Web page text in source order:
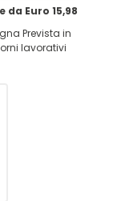
da Euro 15,98
Prevista in
lavorativi